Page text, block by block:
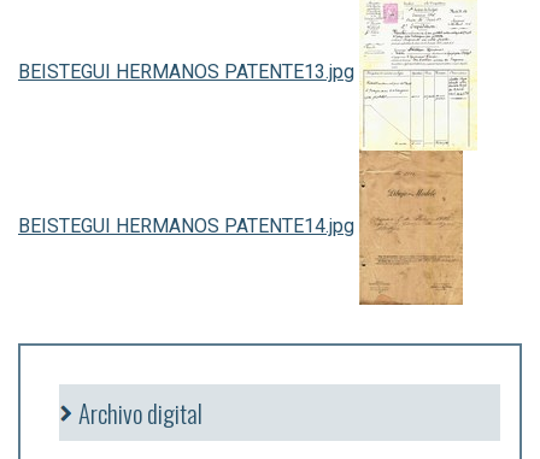
BEISTEGUI HERMANOS PATENTE13.jpg
BEISTEGUI HERMANOS PATENTE14.jpg
Archivo digital